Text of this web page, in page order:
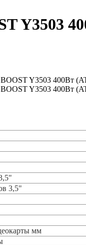
Y3503
3,5"
мм